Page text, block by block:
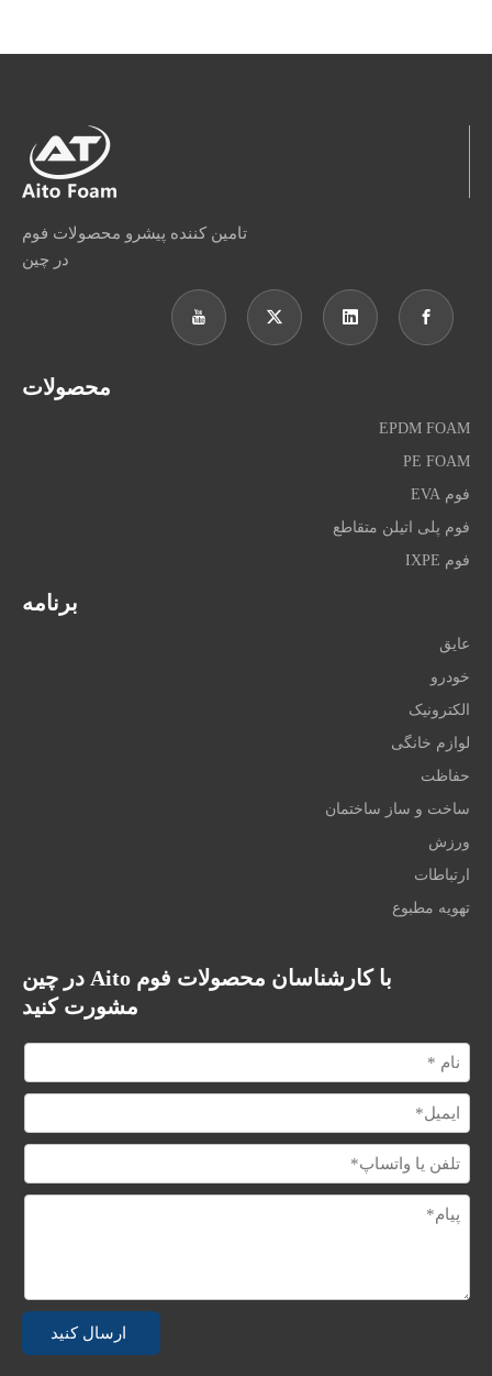
تامین کننده پیشرو محصولات فوم
در چین
محصولات
EPDM FOAM
PE FOAM
فوم EVA
فوم پلی اتیلن متقاطع
فوم IXPE
برنامه
عایق
خودرو
الکترونیک
لوازم خانگی
حفاظت
ساخت و ساز ساختمان
ورزش
ارتباطات
تهویه مطبوع
با کارشناسان محصولات فوم Aito در چین
مشورت کنید
ارسال کنید